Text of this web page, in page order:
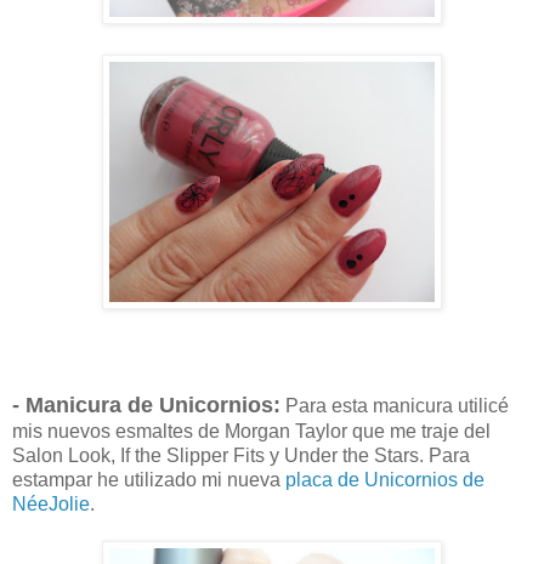
- Manicura de Unicornios: Para esta manicura utilicé
mis nuevos esmaltes de Morgan Taylor que me traje del
Salon Look, If the Slipper Fits y Under the Stars. Para
estampar he utilizado mi nueva placa de Unicornios de
NéeJolie.